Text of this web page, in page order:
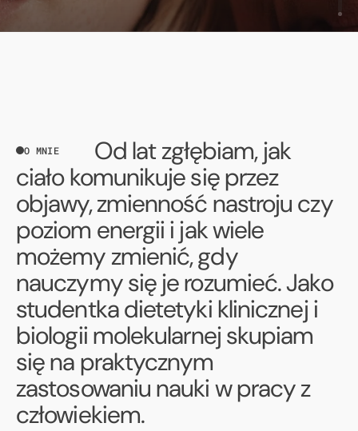
O MNIE
Od lat zgłębiam, jak
ciało komunikuje się przez
objawy, zmienność nastroju czy
poziom energii i jak wiele
możemy zmienić, gdy
nauczymy się je rozumieć. Jako
studentka dietetyki klinicznej i
biologii molekularnej skupiam
się na praktycznym
zastosowaniu nauki w pracy z
człowiekiem.